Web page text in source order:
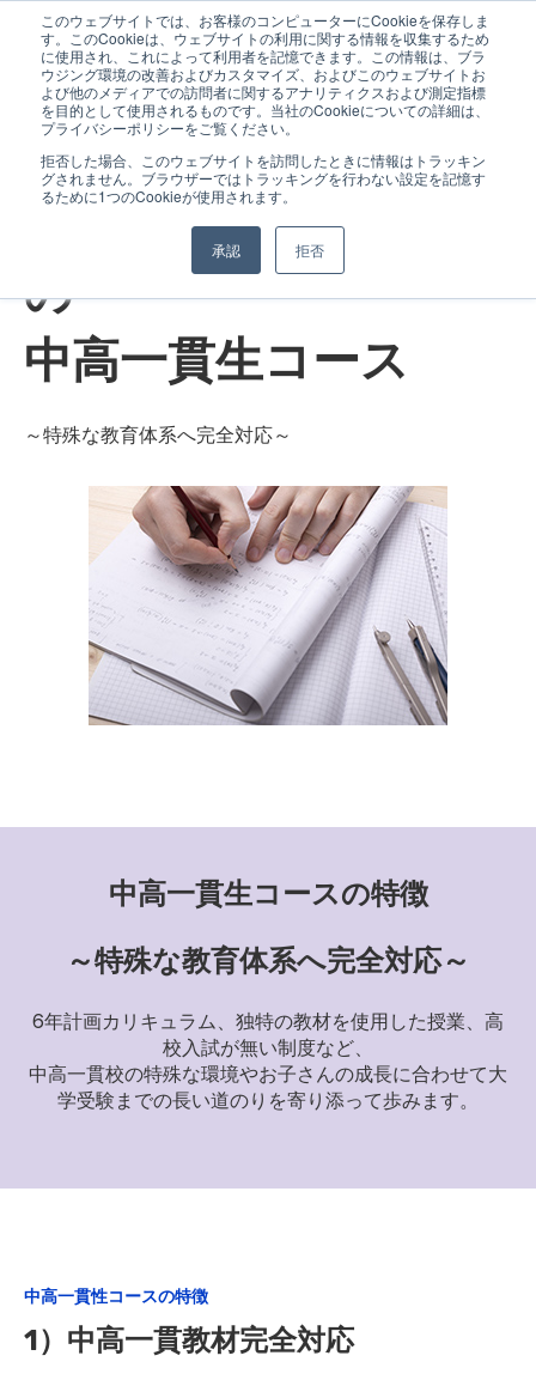
このウェブサイトでは、お客様のコンピューターにCookieを保存しま
す。このCookieは、ウェブサイトの利用に関する情報を収集するため
に使用され、これによって利用者を記憶できます。この情報は、ブラ
ウジング環境の改善およびカスタマイズ、およびこのウェブサイトお
よび他のメディアでの訪問者に関するアナリティクスおよび測定指標
を目的として使用されるものです。当社のCookieについての詳細は、
プライバシーポリシーをご覧ください。
拒否した場合、このウェブサイトを訪問したときに情報はトラッキン
グされません。ブラウザーではトラッキングを行わない設定を記憶す
るために1つのCookieが使用されます。
承認 拒否
北大家庭教師センター
の
中高一貫生コース
～特殊な教育体系へ完全対応～
中高一貫生コースの特徴
～特殊な教育体系へ完全対応～
6年計画カリキュラム、独特の教材を使用した授業、高
校入試が無い制度など、
中高一貫校の特殊な環境やお子さんの成長に合わせて大
学受験までの長い道のりを寄り添って歩みます。
中高一貫性コースの特徴
1）中高一貫教材完全対応